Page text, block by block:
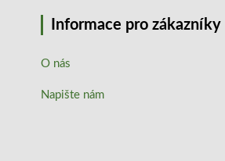
Informace pro zákazníky
O nás
Napište nám